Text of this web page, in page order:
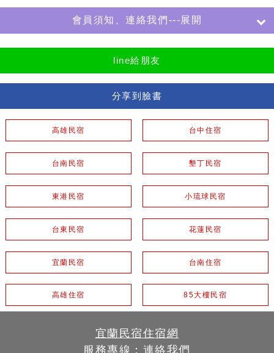
會員須知、連絡我們---展開
line給朋友
分享到臉書
高雄民宿 台中住宿
台南民宿 墾丁民宿
東港民宿 小琉球民宿
台東民宿 花蓮民宿
宜蘭民宿 台南住宿
高雄住宿 85大樓民宿
宜蘭民宿住宿網
服務專線： 連絡我們